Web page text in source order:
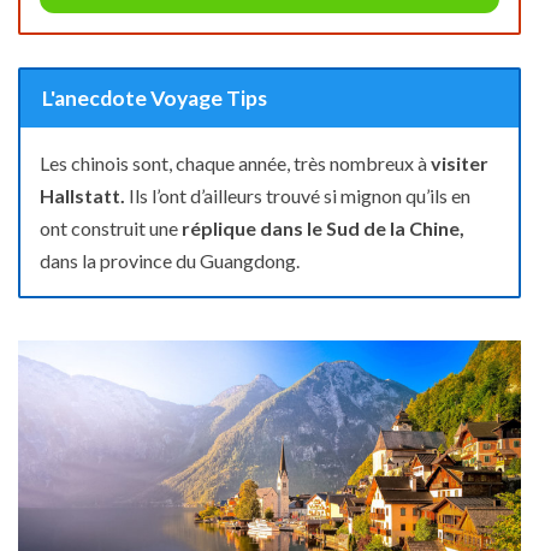
L'anecdote Voyage Tips
Les chinois sont, chaque année, très nombreux àvisiter
Hallstatt. Ils l’ont d’ailleurs trouvé si mignon qu’ils en
ont construit une réplique dans le Sud de la Chine,
dans la province du Guangdong.